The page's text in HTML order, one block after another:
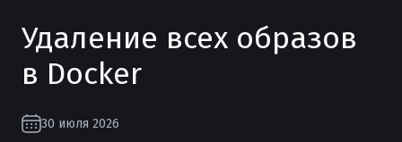
Удаление всех образов
в Docker
30 июля 2026